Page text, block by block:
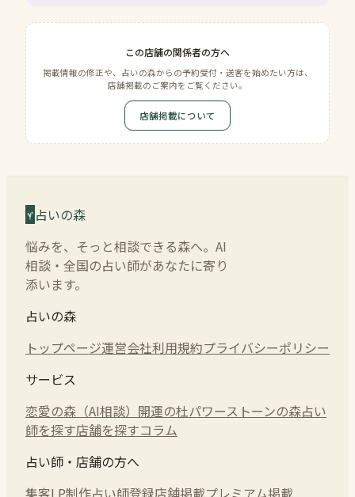
この店舗の関係者の方へ
掲載情報の修正や、占いの森からの予約受付・送客を始めたい方は、
店舗掲載のご案内をご覧ください。
店舗掲載について
占いの森
悩みを、そっと相談できる森へ。AI
相談・全国の占い師があなたに寄り
添います。
占いの森
トップページ運営会社利用規約プライバシーポリシー
サービス
恋愛の森（AI相談） 開運の杜パワーストーンの森占い
師を探す店舗を探すコラム
占い師・店舗の方へ
集客LP制作占い師登録店舗掲載プレミアム掲載